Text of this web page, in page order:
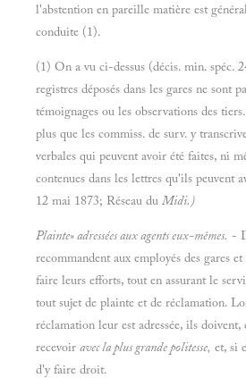
l'abstention en pareille matière est
conduite (1).
(1) On a vu ci-dessus (décis. min. spéc.
registres déposés dans les gares ne sont
témoignages ou les observations des
plus que les commiss. de surv. y
verbales qui peuvent avoir été faites, ni
contenues dans les lettres qu'ils peuvent
12 mai 1873; Réseau du Midi.)
Plainte» adressées aux agents eux-mêmes. -
recommandent aux employés des gares
faire leurs efforts, tout en assurant le
tout sujet de plainte et de réclamation.
réclamation leur est adressée, ils
recevoir avec la plus grande politesse, et, si
d'y faire droit.